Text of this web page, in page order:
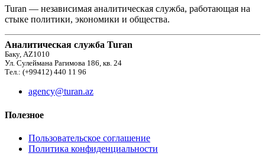
Turan — независимая аналитическая служба, работающая на
стыке политики, экономики и общества.
Аналитическая служба Turan
Баку, AZ1010
Ул. Сулеймана Рагимова 186, кв. 24
Тел.: (+99412) 440 11 96
agency@turan.az
Полезное
Пользовательское соглашение
Политика конфиденциальности